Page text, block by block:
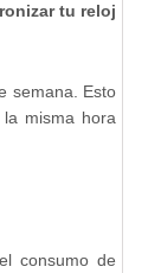
tu reloj
semana. Esto
misma hora
consumo de